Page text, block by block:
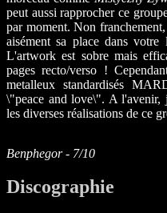
peut aussi rapprocher ce
par moment. Non
aisément sa place dans
L'artwork est sobre mais
pages recto/verso !
metalleux standardisés
\"peace and love\". A l'avenir,
les diverses réalisations de ce
Benphegor - 7/10
Discographie